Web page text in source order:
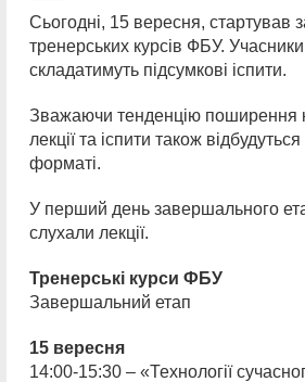
Сьогодні, 15 вересня, стартував
тренерських курсів ФБУ.
складатимуть підсумкові іспити.
Зважаючи тенденцію поширення
лекції та іспити також
форматі.
У перший день завершального
слухали лекції.
Тренерські курси ФБУ
Завершальний етап
15 вересня
14:00-15:30 – «Технології